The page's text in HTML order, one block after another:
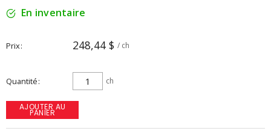
En inventaire
Prix 248,44 $ / ch
Quantité ch
AJOUTER AU
PANIER